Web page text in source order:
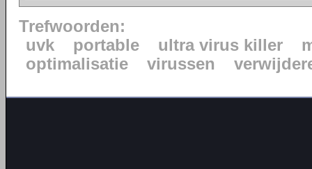
Trefwoorden:
uvk
portable ultra virus killer
optimalisatie
virussen